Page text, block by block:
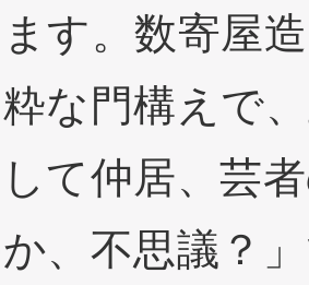
す。数寄屋
な門構えで
して仲居、芸
、不思議？